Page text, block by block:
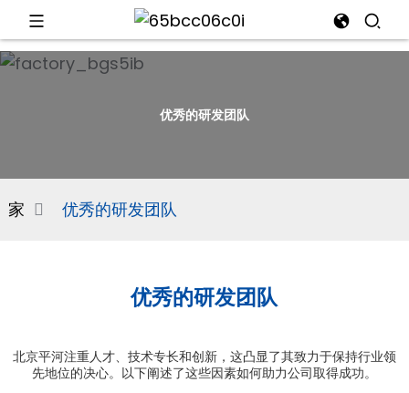
优秀的研发团队
家 优秀的研发团队
优秀的研发团队
北京平河注重人才、技术专长和创新，这凸显了其致力于保持行业领
先地位的决心。以下阐述了这些因素如何助力公司取得成功。